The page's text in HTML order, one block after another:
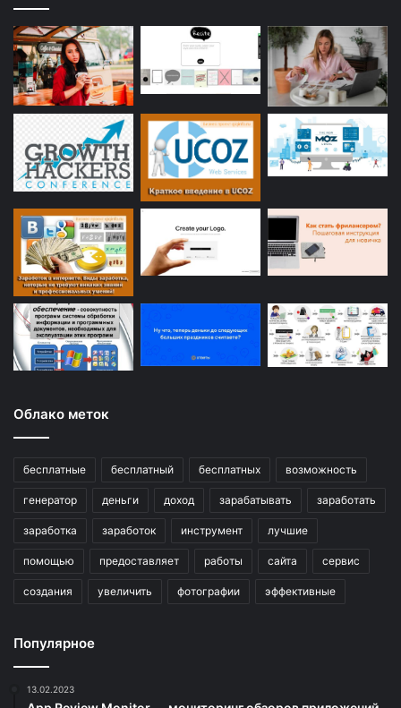
Облако меток
бесплатные бесплатный бесплатных возможность
генератор деньги доход зарабатывать заработать
заработка заработок инструмент лучшие
помощью предоставляет работы сайта сервис
создания увеличить фотографии эффективные
Популярное
13.02.2023